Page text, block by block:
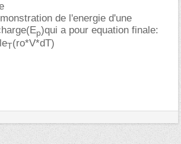
de l'energie d'une
p)qui a pour equation finale:
T(ro*V*dT)